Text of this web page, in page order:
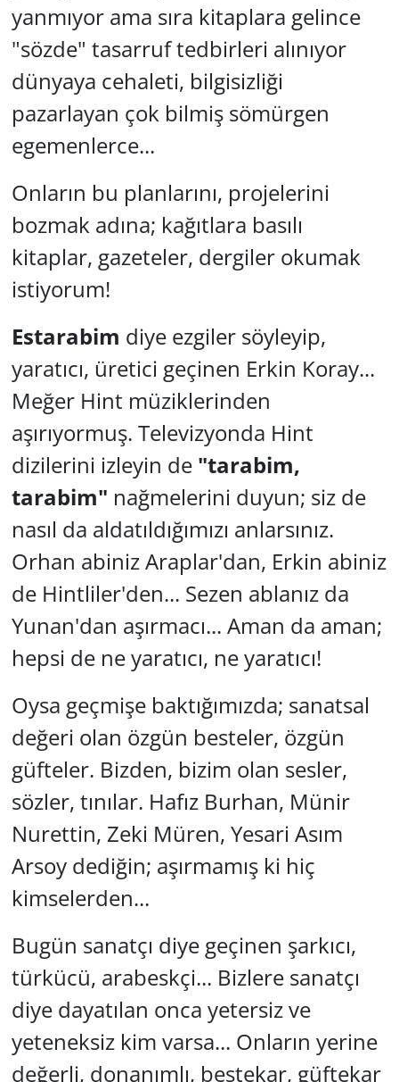
yanmıyor ama sıra kitaplara gelince
"sözde" tasarruf tedbirleri alınıyor
dünyaya cehaleti, bilgisizliği
pazarlayan çok bilmiş sömürgen
egemenlerce...
Onların bu planlarını, projelerini
bozmak adına; kağıtlara basılı
kitaplar, gazeteler, dergiler okumak
istiyorum!
Estarabim diye ezgiler söyleyip,
yaratıcı, üretici geçinen Erkin Koray...
Meğer Hint müziklerinden
aşırıyormuş. Televizyonda Hint
dizilerini izleyin de "tarabim,
tarabim" nağmelerini duyun; siz de
nasıl da aldatıldığımızı anlarsınız.
Orhan abiniz Araplar'dan, Erkin abiniz
de Hintliler'den... Sezen ablanız da
Yunan'dan aşırmacı... Aman da aman;
hepsi de ne yaratıcı, ne yaratıcı!
Oysa geçmişe baktığımızda; sanatsal
değeri olan özgün besteler, özgün
güfteler. Bizden, bizim olan sesler,
sözler, tınılar. Hafız Burhan, Münir
Nurettin, Zeki Müren, Yesari Asım
Arsoy dediğin; aşırmamış ki hiç
kimselerden...
Bugün sanatçı diye geçinen şarkıcı,
türkücü, arabeskçi... Bizlere sanatçı
diye dayatılan onca yetersiz ve
yeteneksiz kim varsa... Onların yerine
değerli, donanımlı, bestekar, güftekar